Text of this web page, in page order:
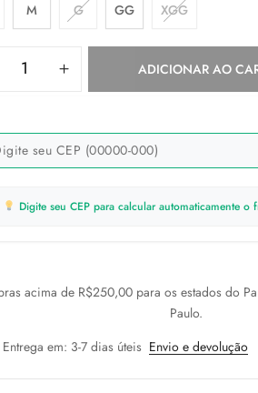
M G GG XGG
ADICIONAR AO
Digite seu CEP para calcular automaticamente o
acima de R$250,00 para os estados do
Paulo.
Entrega em: 3-7 dias úteis Envio e devolução